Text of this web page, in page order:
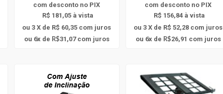
com desconto no PIX
R$ 181,05 à vista
ou 3 X de R$ 60,35 com juros
ou 6x de R$31,07com juros
com desconto no PIX
R$ 156,84 à vista
ou 3 X de R$ 52,28 com juros
ou 6x de R$26,91 com juros